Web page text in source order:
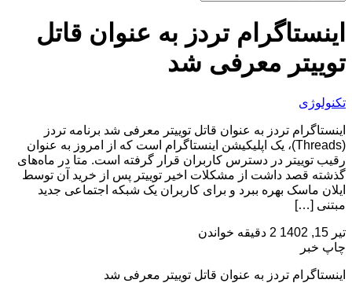
اینستاگرام تردز به عنوان قاتل
توییتر معرفی شد
تکنولوژی
اینستاگرام تردز به عنوان قاتل توییتر معرفی شد برنامه تردز
(Threads)، یک اپلیکیشن اینستاگرام است که از امروز به عنوان
رقیب توییتر در دسترس کاربران قرار گرفته است. متا در ماه‌های
گذشته قصد داشت از مشکلات اخیر توییتر پس از خرید آن توسط
ایلان ماسک بهره ببرد و برای کاربران یک شبکه اجتماعی جدید
مبتنی […]
تیر 15, 1402
2 دقیقه خواندن
چاپ خبر
اینستاگرام تردز به عنوان قاتل توییتر معرفی شد